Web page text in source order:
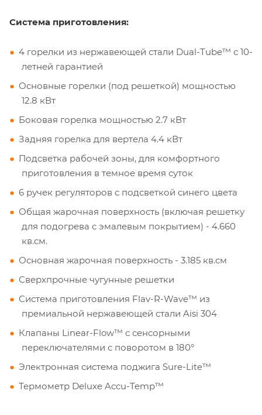
Система приготовления:
4 горелки из нержавеющей стали Dual-Tube™ с 10-
летней гарантией
Основные горелки (под решеткой) мощностью
12.8 кВт
Боковая горелка мощностью 2.7 кВт
Задняя горелка для вертела 4.4 кВт
Подсветка рабочей зоны, для комфортного
приготовления в темное время суток
6 ручек регуляторов с подсветкой синего цвета
Общая жарочная поверхность (включая решетку
для подогрева с эмалевым покрытием) - 4.660
кв.см.
Основная жарочная поверхность - 3.185 кв.см
Сверхпрочные чугунные решетки
Система приготовления Flav-R-Wave™ из
премиальной нержавеющей стали Aisi 304
Клапаны Linear-Flow™ с сенсорными
переключателями с поворотом в 180°
Электронная система поджига Sure-Lite™
Термометр Deluxe Accu-Temp™